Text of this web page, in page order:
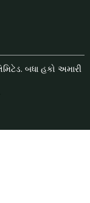
બધા હકો અમારી